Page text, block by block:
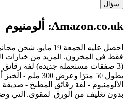
سؤال
Amazon.co.uk: ألومنيوم
(3 صفقات مستعملة جديدة) لفة رقائق
بطول 50 مترًا وعرض
الألومنيوم - لفة رقائق المطبخ - صديقة
بدون تغليف من الورق المقوى. التي